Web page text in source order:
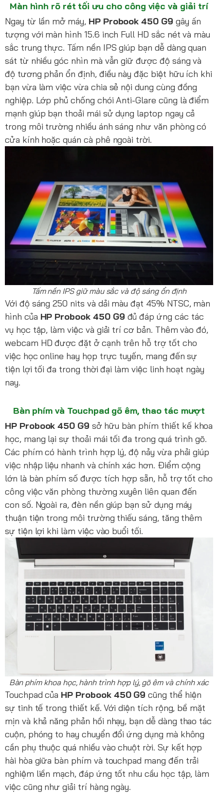
Màn hình rõ rét tối ưu cho công việc và giải trí
Ngay từ lần mở máy, HP Probook 450 G9 gây ấn
tượng với màn hình 15.6 inch Full HD sắc nét và màu
sắc trung thực. Tấm nền IPS giúp bạn dễ dàng quan
sát từ nhiều góc nhìn mà vẫn giữ được độ sáng và
độ tương phản ổn định, điều này đặc biệt hữu ích khi
bạn vừa làm việc vừa chia sẻ nội dung cùng đồng
nghiệp. Lớp phủ chống chói Anti-Glare cũng là điểm
mạnh giúp bạn thoải mái sử dụng laptop ngay cả
trong môi trường nhiều ánh sáng như văn phòng có
cửa kính hoặc quán cà phê ngoài trời.
Tấm nền IPS giữ màu sắc và độ sáng ổn định
Với độ sáng 250 nits và dải màu đạt 45% NTSC, màn
hình của HP Probook 450 G9 đủ đáp ứng các tác
vụ học tập, làm việc và giải trí cơ bản. Thêm vào đó,
webcam HD được đặt ở cạnh trên hỗ trợ tốt cho
việc học online hay họp trực tuyến, mang đến sự
tiện lợi tối đa trong thời đại làm việc linh hoạt ngày
nay.
Bàn phím và Touchpad gõ êm, thao tác mượt
HP Probook 450 G9 sở hữu bàn phím thiết kế khoa
học, mang lại sự thoải mái tối đa trong quá trình gõ.
Các phím có hành trình hợp lý, độ nảy vừa phải giúp
việc nhập liệu nhanh và chính xác hơn. Điểm cộng
lớn là bàn phím số được tích hợp sẵn, hỗ trợ tốt cho
công việc văn phòng thường xuyên liên quan đến
con số. Ngoài ra, đèn nền giúp bạn sử dụng máy
thuận tiện trong môi trường thiếu sáng, tăng thêm
sự tiện lợi khi làm việc vào buổi tối.
Bàn phím khoa học, hành trình hợp lý, gõ êm và chính xác
Touchpad của HP Probook 450 G9 cũng thể hiện
sự tinh tế trong thiết kế. Với diện tích rộng, bề mặt
mịn và khả năng phản hồi nhạy, bạn dễ dàng thao tác
cuộn, phóng to hay chuyển đổi ứng dụng mà không
cần phụ thuộc quá nhiều vào chuột rời. Sự kết hợp
hài hòa giữa bàn phím và touchpad mang đến trải
nghiệm liền mạch, đáp ứng tốt nhu cầu học tập, làm
việc cũng như giải trí hàng ngày.